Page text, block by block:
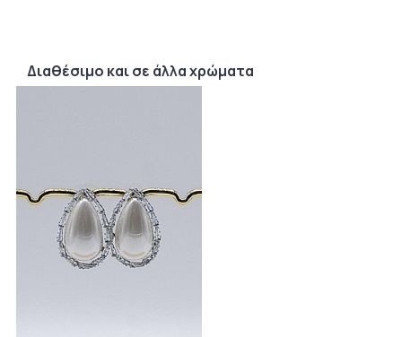
Διαθέσιμο και σε άλλα χρώματα